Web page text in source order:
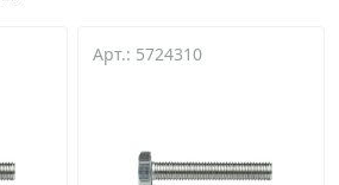
Арт.: 5724310